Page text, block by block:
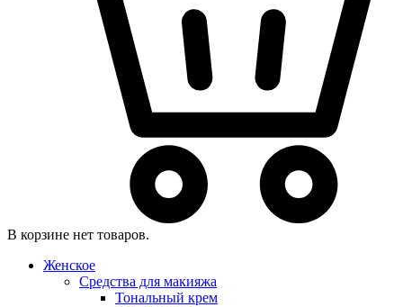
В корзине нет товаров.
Женское
Средства для макияжа
Тональный крем